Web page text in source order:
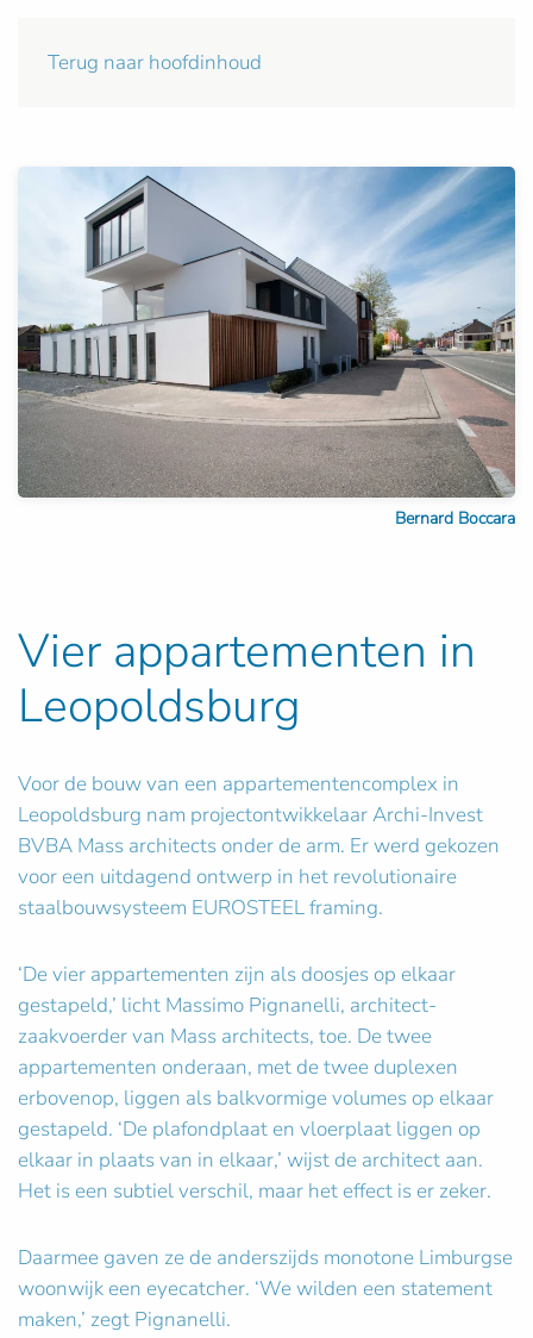
Terug naar hoofdinhoud
Bernard Boccara
Vier appartementen in
Leopoldsburg
Voor de bouw van een appartementencomplex in
Leopoldsburg nam projectontwikkelaar Archi-Invest
BVBA Mass architects onder de arm. Er werd gekozen
voor een uitdagend ontwerp in het revolutionaire
staalbouwsysteem EUROSTEEL framing.
‘De vier appartementen zijn als doosjes op elkaar
gestapeld,’ licht Massimo Pignanelli, architect-
zaakvoerder van Mass architects, toe. De twee
appartementen onderaan, met de twee duplexen
erbovenop, liggen als balkvormige volumes op elkaar
gestapeld. ‘De plafondplaat en vloerplaat liggen op
elkaar in plaats van in elkaar,’ wijst de architect aan.
Het is een subtiel verschil, maar het effect is er zeker.
Daarmee gaven ze de anderszijds monotone Limburgse
woonwijk een eyecatcher. ‘We wilden een statement
maken,’ zegt Pignanelli.